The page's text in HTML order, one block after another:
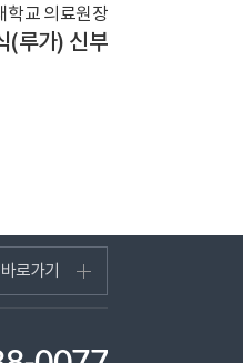
학교 의료원장
(루가) 신부
로가기